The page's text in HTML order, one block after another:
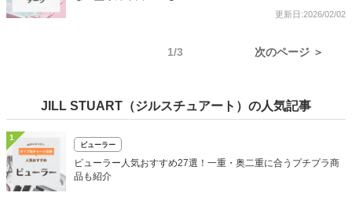
更新日:2026/02/02
1/3 次のページ ＞
JILL STUART（ジルスチュアート）の人気記事
1
ビューラー
ビューラー人気おすすめ27選！一重・奥二重に合うプチプラ商
品も紹介